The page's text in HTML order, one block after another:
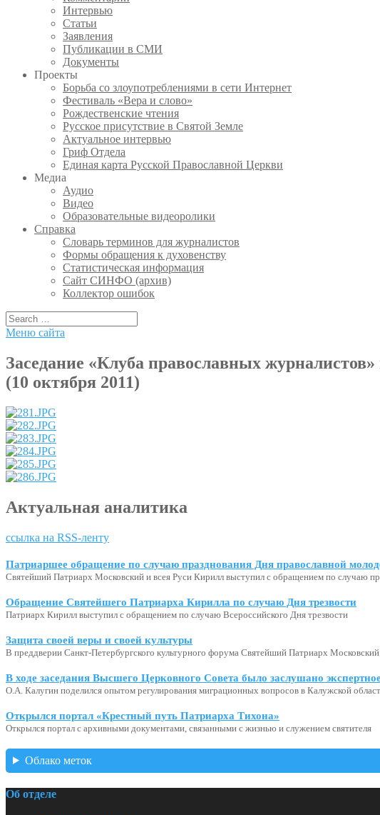
Интервью
Статьи
Заявления
Публикации в СМИ
Документы
Проекты
Борьба со злоупотреблениями в сети Интернет
Фестиваль «Вера и слово»
Рождественские чтения
Русское присутствие в Святой Земле
Актуальное интервью
Гриф Отдела
Единая карта Русской Православной Церкви
Медиа
Аудио
Видео
Образовательные видеоролики
Справка
Словарь терминов для журналистов
Формы обращения к духовенству
Статистическая информация
Сайт СИНФО (архив)
Коллектор ошибок
Меню сайта
Заседание «Клуба православных
(10 октября 2011)
Актуальная аналитика
ссылка на RSS-ленту
Патриаршее обращение по случаю празднования Дня православной
Святейший Патриарх Московский и всея Руси Кирилл выступил с обращением по случаю
Обращение Святейшего Патриарха Кирилла по случаю Дня трезвости
Патриарх Кирилл выступил с обращением по случаю Всероссийского Дня трезвости
Защита своей веры и своей культуры
В преддверии Санкт-Петербургского культурного форума Святейший Патриарх
В ходе заседания Высшего Церковного Совета было заслушано
О.А. Калугин поделился опытом регулирования миграционных вопросов в Калужской
Открылся портал «Крестный путь Патриарха Тихона»
Открылся портал с архивными документами, связанными с жизнью и служением святителя
Облако меток
Об отделе